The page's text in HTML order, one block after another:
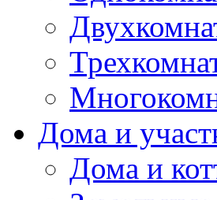
Дома и
Дома и